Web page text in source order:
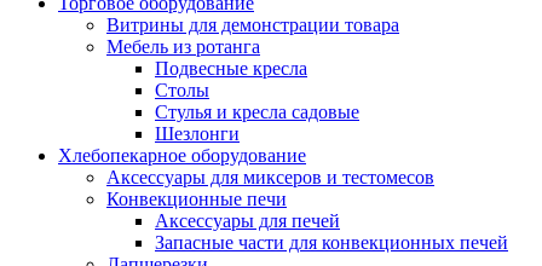
Витрины для демонстрации товара
Мебель из ротанга
Подвесные кресла
Столы
Стулья и кресла садовые
Шезлонги
Хлебопекарное оборудование
Аксессуары для миксеров и тестомесов
Конвекционные печи
Аксессуары для печей
Запасные части для конвекционных печей